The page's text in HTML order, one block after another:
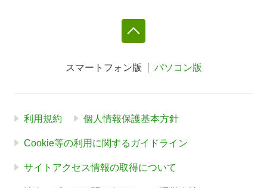
スマートフォン版 パソコン版
利用規約 個人情報保護基本方針
Cookie等の利用に関するガイドライン
サイトアクセス情報の取得について